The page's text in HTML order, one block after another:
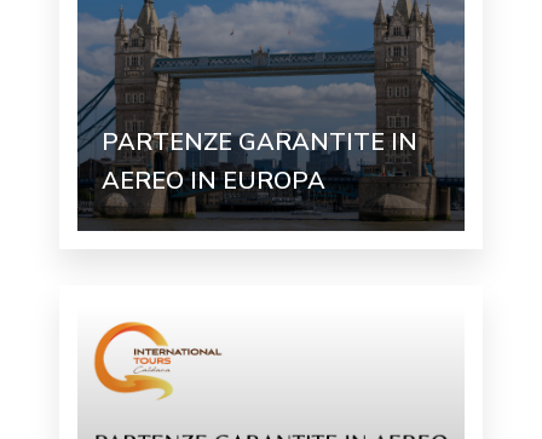
PARTENZE GARANTITE IN
AEREO IN EUROPA